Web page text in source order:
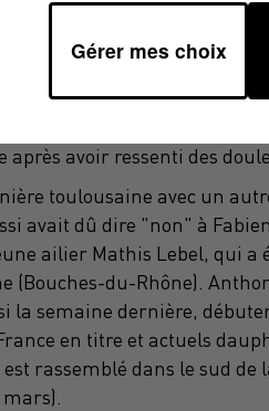
qui n'a plus joué depuis le
(21h05) pour la 16e
42 joueurs pour préparer le
France face à l'Italie,
de 25 ans, élu meilleur
avoir ressenti des
toulousaine avec un
avait dû dire "non" à
ailier Mathis Lebel, qui a
(Bouches-du-Rhône).
la semaine dernière,
en titre et actuels
rassemblé dans le sud de
Gérer mes choix